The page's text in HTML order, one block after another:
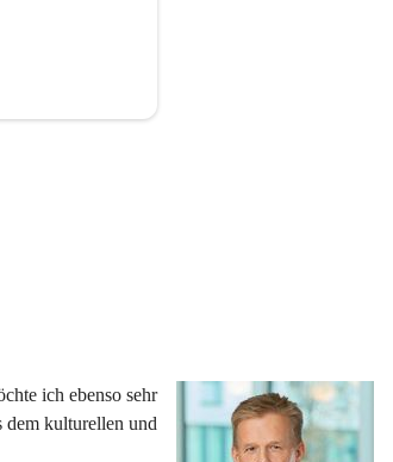
ich ebenso sehr
dem kulturellen und